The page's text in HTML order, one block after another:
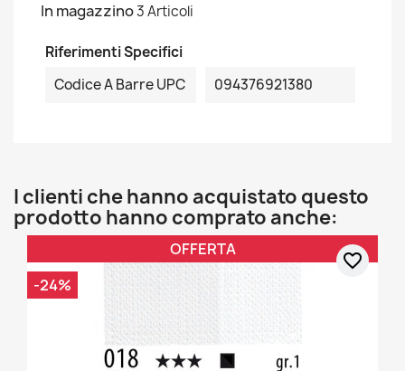
In magazzino3 Articoli
Riferimenti Specifici
Codice A Barre UPC
094376921380
I clienti che hanno acquistato questo
prodotto hanno comprato anche:
OFFERTA
-24%
favorite_border